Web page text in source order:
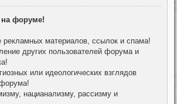
форуме!
рекламных материалов, ссылок и спама!
других пользователей форума и
или идеологических взглядов
нацианализму, рассизму и